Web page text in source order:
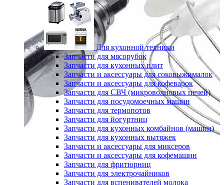
Для кухонной техники
Запчасти для мясорубок
Запчасти для кухонных плит
Запчасти и аксессуары для соковыжималок
Запчасти и аксессуары для кофеварок
Запчасти для СВЧ (микроволновых печей)
Запчасти для посудомоечных машин
Запчасти для термопотов
Запчасти для йогуртниц
Запчасти для кухонных комбайнов (машин)
Запчасти для кухонных вытяжек
Запчасти и аксессуары для миксеров
Запчасти и аксессуары для кофемашин
Запчасти для фритюрниц
Запчасти для электрочайников
Запчасти для вспенивателей молока